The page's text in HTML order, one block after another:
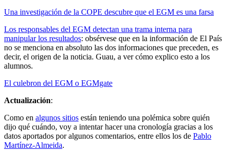
Una investigación de la COPE descubre que el EGM es una farsa
Los responsables del EGM detectan una trama interna para
manipular los resultados: obsérvese que en la información de El País
no se menciona en absoluto las dos informaciones que preceden, es
decir, el origen de la noticia. Guau, a ver cómo explico esto a los
alumnos.
El culebron del EGM o EGMgate
Actualización:
Como en algunos sitios están teniendo una polémica sobre quién
dijo qué cuándo, voy a intentar hacer una cronología gracias a los
datos aportados por algunos comentarios, entre ellos los de Pablo
Martínez-Almeida.